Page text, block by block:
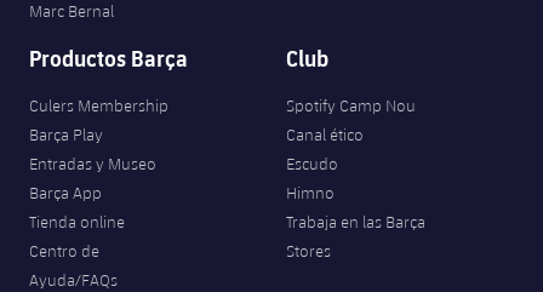
Marc Bernal
Productos Barça
Culers Membership
Barça Play
Entradas y Museo
Barça App
Tienda online
Centro de
Ayuda/FAQs
Club
Spotify Camp Nou
Canal ético
Escudo
Himno
Trabaja en las Barça
Stores